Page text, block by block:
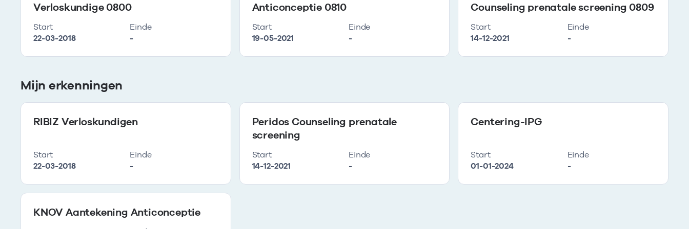
Verloskundige 0800
Start
22-03-2018
Einde
-
Anticonceptie 0810
Start
19-05-2021
Einde
-
Counseling prenatale screening 0809
Start
14-12-2021
Einde
-
Mijn erkenningen
RIBIZ Verloskundigen
Start
22-03-2018
Einde
-
Peridos Counseling prenatale
screening
Start
14-12-2021
Einde
-
Centering-IPG
Start
01-01-2024
Einde
-
KNOV Aantekening Anticonceptie